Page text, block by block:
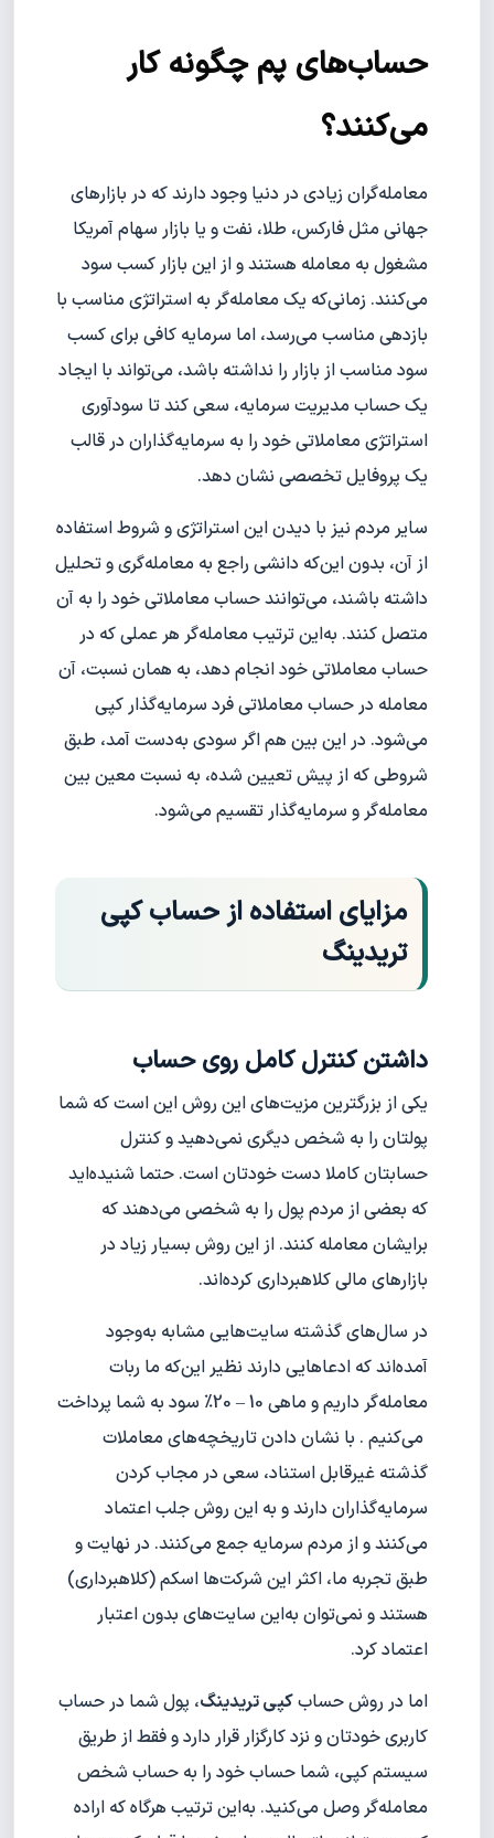
حساب‌های پم چگونه کار
می‌کنند؟
معامله‌گران زیادی در دنیا وجود دارند که در بازارهای
جهانی مثل فارکس، طلا، نفت و یا بازار سهام آمریکا
مشغول به معامله هستند و از این بازار کسب سود
می‌کنند. زمانی‌که یک معامله‌گر به استراتژی مناسب با
بازدهی مناسب می‌رسد، اما سرمایه کافی برای کسب
سود مناسب از بازار را نداشته باشد، می‌تواند با ایجاد
یک حساب مدیریت سرمایه‌، سعی کند تا سودآوری
استراتژی معاملاتی خود را به سرمایه‌گذاران در قالب
یک پروفایل تخصصی نشان دهد.
سایر مردم نیز با دیدن این استراتژی و شروط استفاده
از آن، بدون این‌که دانشی راجع به معامله‌گری و تحلیل
داشته باشند، می‌توانند حساب معاملاتی خود را به آن
متصل کنند. به‌این ترتیب معامله‌گر هر عملی که در
حساب معاملاتی خود انجام دهد، به همان نسبت، آن
معامله در حساب معاملاتی فرد سرمایه‌گذار کپی
می‌شود. در این بین هم اگر سودی به‌دست آمد، طبق
شروطی که از پیش تعیین شده، به نسبت معین بین
معامله‌گر و سرمایه‌گذار تقسیم می‌شود.
مزایای استفاده از حساب کپی
تریدینگ
داشتن کنترل کامل روی حساب
یکی از بزرگترین مزیت‌های این روش این است که شما
پولتان را به شخص دیگری نمی‌دهید و کنترل
حسابتان کاملا دست خودتان است. حتما شنیده‌اید
که بعضی از مردم پول را به شخصی می‌دهند که
برایشان معامله کنند. از این روش بسیار زیاد در
بازارهای مالی کلاهبرداری کرده‌اند.
در سال‌های گذشته سایت‌هایی مشابه به‌وجود
آمده‌اند که ادعاهایی دارند نظیر این‌که ما ربات
معامله‌گر داریم و ماهی 10 – 20% سود به شما پرداخت
می‌کنیم . با نشان دادن تاریخچه‌های معاملات
گذشته غیرقابل استناد، سعی در مجاب کردن
سرمایه‌گذاران دارند و به این روش جلب اعتماد
می‌کنند و از مردم سرمایه جمع می‌کنند. در نهایت و
طبق تجربه ما، اکثر این شرکت‌ها اسکم (کلاهبرداری)
هستند و نمی‌توان به‌این سایت‌های بدون اعتبار
اعتماد کرد.
اما در روش حسابکپی تریدینگ، پول شما در حساب
کاربری خودتان و نزد کارگزار قرار دارد و فقط از طریق
سیستم کپی، شما حساب خود را به حساب شخص
معامله‌گر وصل می‌کنید. به‌این ترتیب هرگاه که اراده